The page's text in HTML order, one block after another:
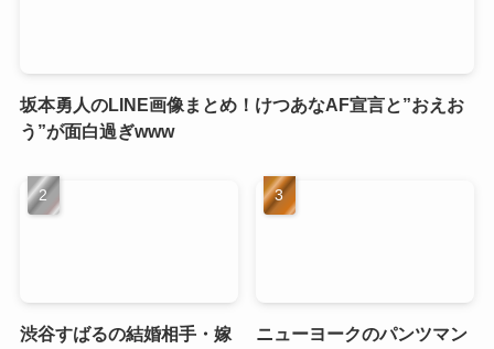
坂本勇人のLINE画像まとめ！けつあなAF宣言と”おえお
う”が面白過ぎwww
渋谷すばるの結婚相手・嫁
ニューヨークのパンツマン